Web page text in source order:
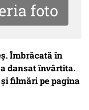
foto
Îmbrăcată în
dansat învârtita.
filmări pe pagina